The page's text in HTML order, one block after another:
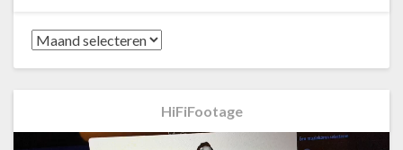
HiFiFootage
Videospeler